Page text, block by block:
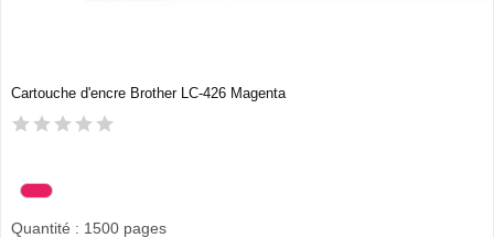
Cartouche d'encre Brother LC-426 Magenta
Quantité : 1500 pages